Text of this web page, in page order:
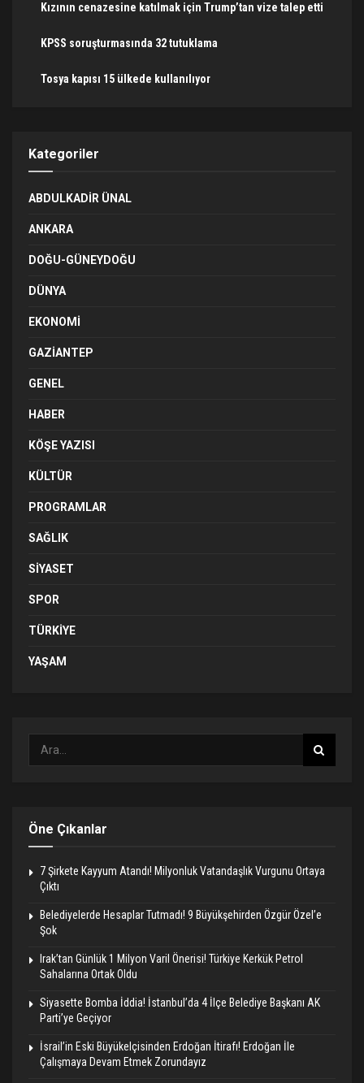
Kızının cenazesine katılmak için Trump’tan vize talep etti
KPSS soruşturmasında 32 tutuklama
Tosya kapısı 15 ülkede kullanılıyor
Kategoriler
ABDULKADIR ÜNAL
ANKARA
DOĞU-GÜNEYDOĞU
DÜNYA
EKONOMI
GAZIANTEP
GENEL
HABER
KÖŞE YAZISI
KÜLTÜR
PROGRAMLAR
SAĞLIK
SIYASET
SPOR
TÜRKIYE
YAŞAM
Öne Çıkanlar
7 Şirkete Kayyum Atandı! Milyonluk Vatandaşlık Vurgunu Ortaya
Çıktı
Belediyelerde Hesaplar Tutmadı! 9 Büyükşehirden Özgür Özel’e
Şok
Irak’tan Günlük 1 Milyon Varil Önerisi! Türkiye Kerkük Petrol
Sahalarına Ortak Oldu
Siyasette Bomba İddia! İstanbul’da 4 İlçe Belediye Başkanı AK
Parti’ye Geçiyor
İsrail’in Eski Büyükelçisinden Erdoğan İtirafı! Erdoğan İle
Çalışmaya Devam Etmek Zorundayız